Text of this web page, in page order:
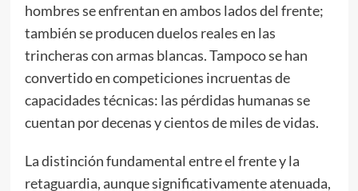
hombres se enfrentan en ambos lados del frente;
también se producen duelos reales en las
trincheras con armas blancas. Tampoco se han
convertido en competiciones incruentas de
capacidades técnicas: las pérdidas humanas se
cuentan por decenas y cientos de miles de vidas.
La distinción fundamental entre el frente y la
retaguardia, aunque significativamente atenuada,